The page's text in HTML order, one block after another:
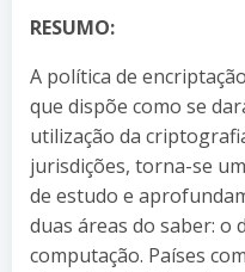
RESUMO:
A política de
que dispõe como se
utilização da
jurisdições, torna-se
de estudo e
duas áreas do saber: o
computação. Países